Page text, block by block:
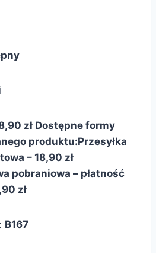
zł Dostępne formy
produktu:Przesyłka
– 18,90 zł
pobraniowa – płatność
zł
B167